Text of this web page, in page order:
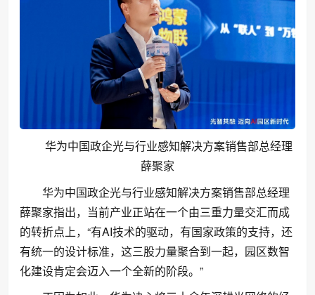
华为中国政企光与行业感知解决方案销售部总经理
薛聚家
华为中国政企光与行业感知解决方案销售部总经理
薛聚家指出，当前产业正站在一个由三重力量交汇而成
的转折点上，“有AI技术的驱动，有国家政策的支持，还
有统一的设计标准，这三股力量聚合到一起，园区数智
化建设肯定会迈入一个全新的阶段。”